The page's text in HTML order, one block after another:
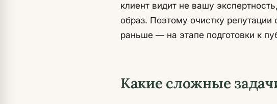
клиент видит не вашу
образ. Поэтому очистку репутации
раньше — на этапе подготовки к
Какие сложные